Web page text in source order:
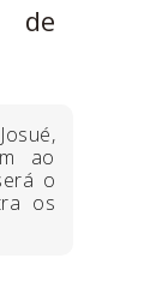
de
ao
o
os